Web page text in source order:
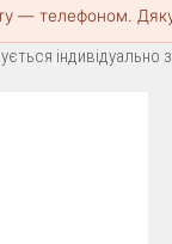
— телефоном.